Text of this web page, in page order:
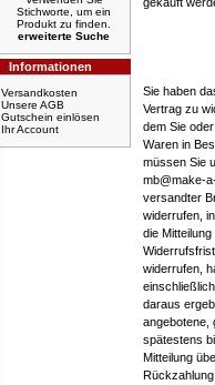
Stichworte, um ein
Produkt zu finden.
erweiterte Suche
Informationen
Versandkosten
Unsere AGB
Gutschein einlösen
Ihr Account
Sie haben
Vertrag zu
dem Sie
Waren in
müssen Sie
mb@make-
versandter
widerrufen,
die
widerrufen,
daraus
angebotene,
spätestens
Mitteilung